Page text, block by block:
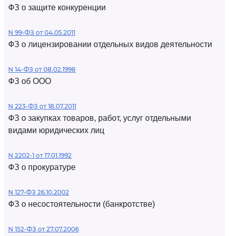
ФЗ о защите конкуренции
N 99-ФЗ от 04.05.2011
ФЗ о лицензировании отдельных видов деятельности
N 14-ФЗ от 08.02.1998
ФЗ об ООО
N 223-ФЗ от 18.07.2011
ФЗ о закупках товаров, работ, услуг отдельными
видами юридических лиц
N 2202-1 от 17.01.1992
ФЗ о прокуратуре
N 127-ФЗ 26.10.2002
ФЗ о несостоятельности (банкротстве)
N 152-ФЗ от 27.07.2006